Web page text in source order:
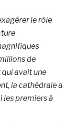
le rôle
de
avait une
la cathédrale a
les premiers à